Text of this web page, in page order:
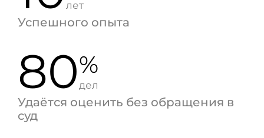
лет
Успешного опыта
80%
дел
Удаётся оценить без обращения в
суд